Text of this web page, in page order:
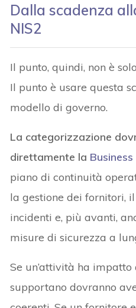
Dalla scadenza
NIS2
Il punto, quindi, non è
Il punto è usare questa
modello di governo.
La categorizzazione
direttamente la
piano di continuità
la gestione dei fornitori,
incidenti e, più avanti,
misure di sicurezza a
Se un’attività ha impatto
supportano dovranno